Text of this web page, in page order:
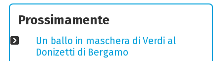
Prossimamente
Un ballo in maschera di Verdi al
Donizetti di Bergamo